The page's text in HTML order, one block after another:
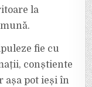
STRĂDUȚELOR
PE
CUPRINSE
10
la
fie cu
conștiente
așa pot ieși în